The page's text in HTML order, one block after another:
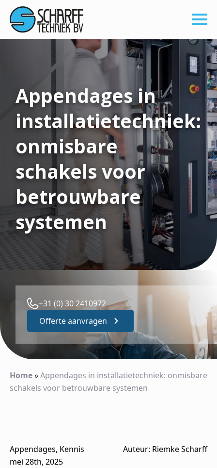
Appendages in
installatietechniek:
onmisbare
schakels voor
betrouwbare
systemen
+31 (0) 30 2410972
Offerte aanvragen
Home»Appendages in installatietechniek: onmisbare
schakels voor betrouwbare systemen
Appendages Kennis
mei 28th, 2025
Auteur: Riemke Scharff